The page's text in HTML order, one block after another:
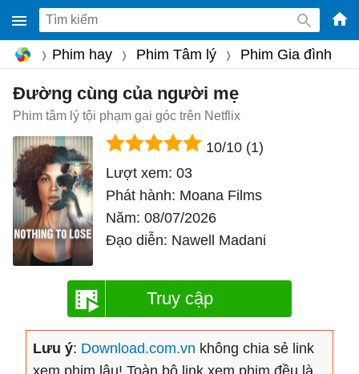
-
Phim hay Phim Tâm lý Phim Gia đình
Đường cùng của người mẹ
Phim tâm lý tội phạm gai góc trên Netflix
10/10 (1)
Lượt xem: 03
Phát hành: Moana Films
Năm: 08/07/2026
Đạo diễn: Nawell Madani
Truy cập
Lưu ý: Download.com.vn không chia sẻ link
xem phim lậu! Toàn bộ link xem phim đều là